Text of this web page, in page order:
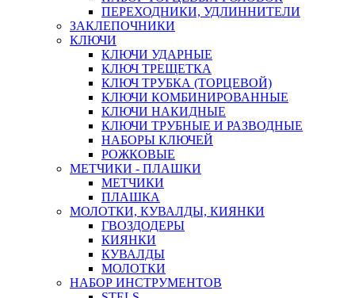
ПЕРЕХОДНИКИ, УДЛИННИТЕЛИ
ЗАКЛЕПОЧНИКИ
КЛЮЧИ
КЛЮЧИ УДАРНЫЕ
КЛЮЧ ТРЕЩЕТКА
КЛЮЧ ТРУБКА (ТОРЦЕВОЙ)
КЛЮЧИ КОМБИНИРОВАННЫЕ
КЛЮЧИ НАКИДНЫЕ
КЛЮЧИ ТРУБНЫЕ И РАЗВОДНЫЕ
НАБОРЫ КЛЮЧЕЙ
РОЖКОВЫЕ
МЕТЧИКИ - ПЛАШКИ
МЕТЧИКИ
ПЛАШКА
МОЛОТКИ, КУВАЛДЫ, КИЯНКИ
ГВОЗДОДЕРЫ
КИЯНКИ
КУВАЛДЫ
МОЛОТКИ
НАБОР ИНСТРУМЕНТОВ